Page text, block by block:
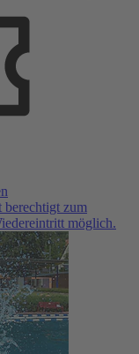
berechtigt zum
möglich.